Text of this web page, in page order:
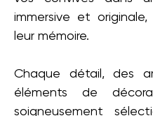
immersive et
leur mémoire.
Chaque détail, des
éléments de
soigneusement